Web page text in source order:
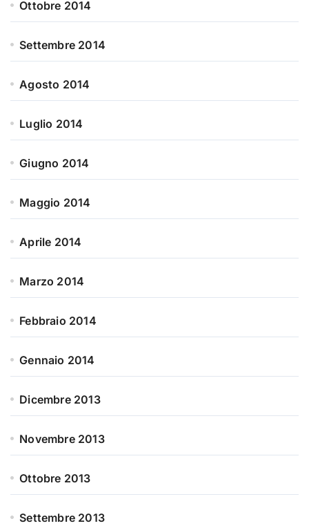
Ottobre 2014
Settembre 2014
Agosto 2014
Luglio 2014
Giugno 2014
Maggio 2014
Aprile 2014
Marzo 2014
Febbraio 2014
Gennaio 2014
Dicembre 2013
Novembre 2013
Ottobre 2013
Settembre 2013